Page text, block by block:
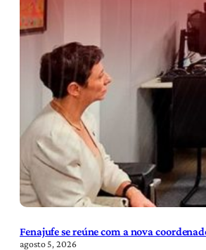
Fenajufe se reúne com a nova
agosto 5, 2026